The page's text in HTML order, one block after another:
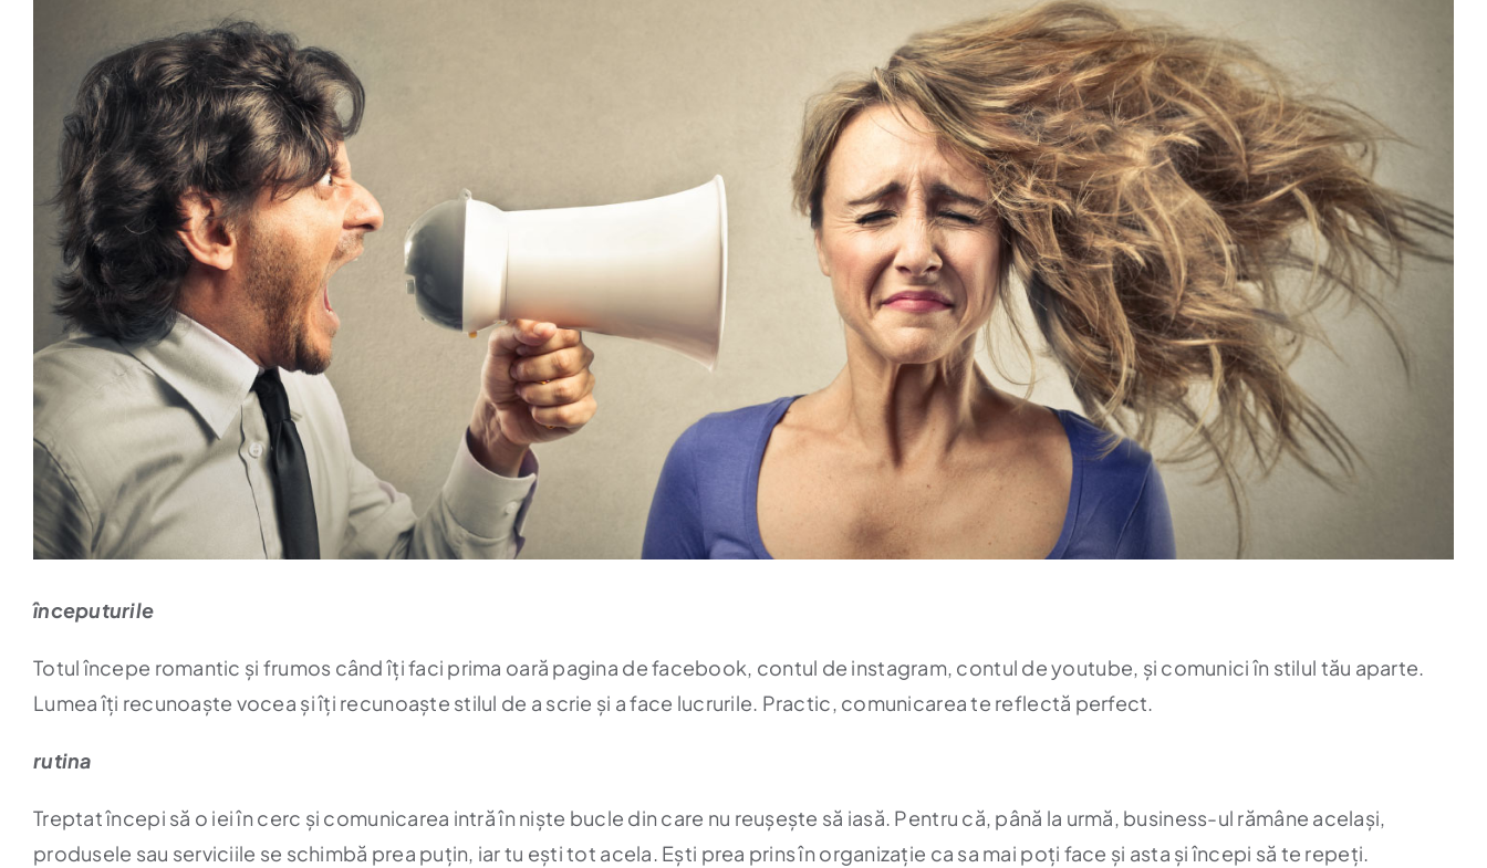
începuturile
Totul începe romantic și frumos când îți faci prima oară pagina de facebook, contul de instagram, contul de youtube, și comunici în stilul tău aparte.
Lumea îți recunoaște vocea și îți recunoaște stilul de a scrie și a face lucrurile. Practic, comunicarea te reflectă perfect.
rutina
Treptat începi să o iei în cerc și comunicarea intră în niște bucle din care nu reușește să iasă. Pentru că, până la urmă, business-ul rămâne același,
produsele sau serviciile se schimbă prea puțin, iar tu ești tot acela. Ești prea prins în organizație ca sa mai poți face și asta și începi să te repeți.